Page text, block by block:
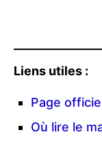
Liens utiles :
Page
Où lire le